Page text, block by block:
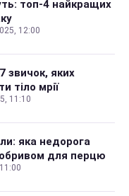
топ-4 найкращих
12:00
звичок, яких
тіло мрії
11:10
яка недорога
для перцю